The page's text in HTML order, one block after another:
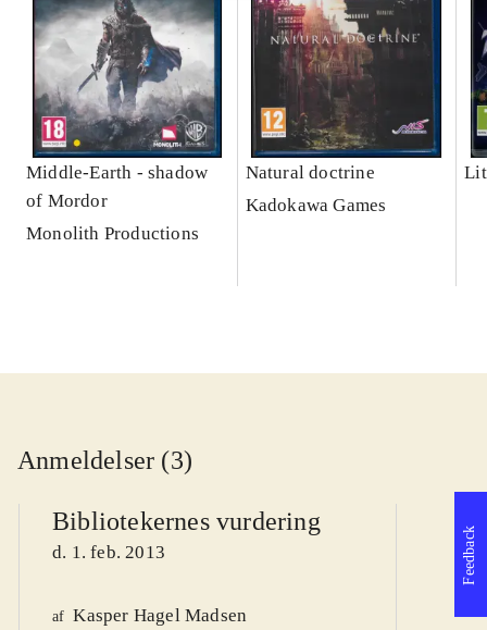
Middle-Earth - shadow
of Mordor
Monolith Productions
Natural doctrine
Kadokawa Games
Anmeldelser (3)
Bibliotekernes vurdering
d. 1. feb. 2013
af Kasper Hagel Madsen
Feedback